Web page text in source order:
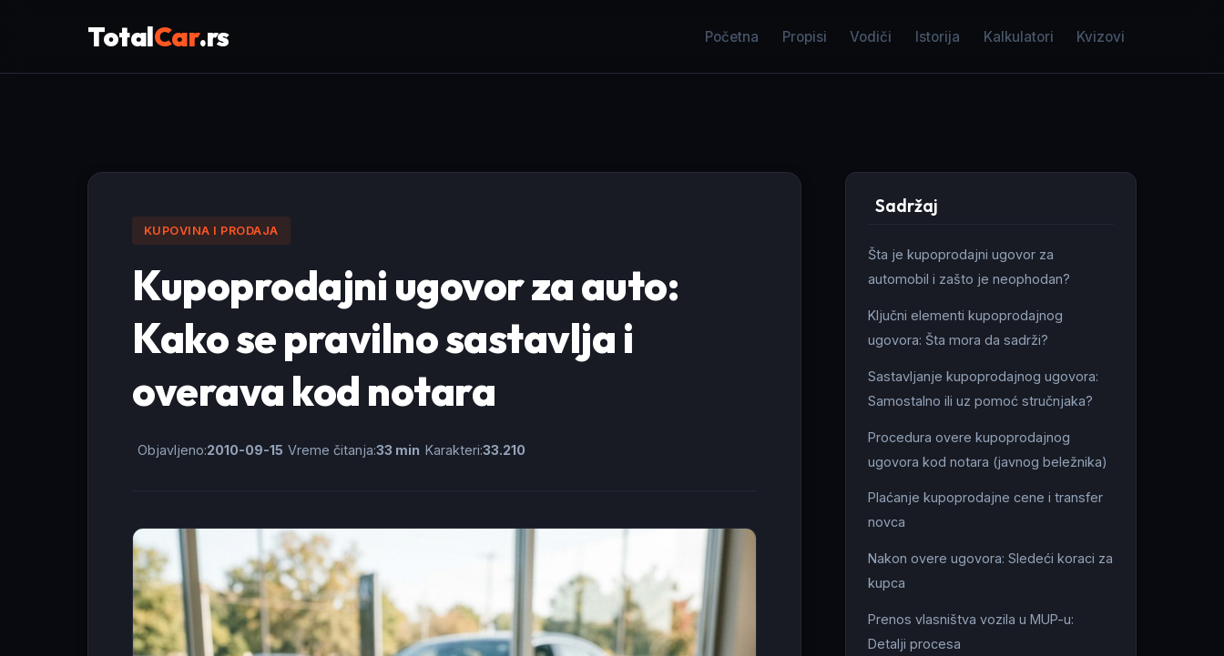
TotalCar.rs Početna Propisi Vodiči Istorija Kalkulatori Kvizovi
KUPOVINA I PRODAJA
Kupoprodajni ugovor za auto:
Kako se pravilno sastavlja i
overava kod notara
Objavljeno:2010-09-15 Vreme čitanja:33 min Karakteri:33.210
Sadržaj
Šta je kupoprodajni ugovor za
automobil i zašto je neophodan?
Ključni elementi kupoprodajnog
ugovora: Šta mora da sadrži?
Sastavljanje kupoprodajnog ugovora:
Samostalno ili uz pomoć stručnjaka?
Procedura overe kupoprodajnog
ugovora kod notara (javnog beležnika)
Plaćanje kupoprodajne cene i transfer
novca
Nakon overe ugovora: Sledeći koraci za
kupca
Prenos vlasništva vozila u MUP-u:
Detalji procesa